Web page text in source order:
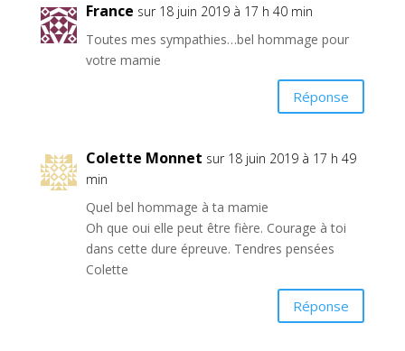
France sur 18 juin 2019 à 17 h 40 min
Toutes mes sympathies…bel hommage pour
votre mamie
Réponse
Colette Monnet sur 18 juin 2019 à 17 h 49
min
Quel bel hommage à ta mamie
Oh que oui elle peut être fière. Courage à toi
dans cette dure épreuve. Tendres pensées
Colette
Réponse